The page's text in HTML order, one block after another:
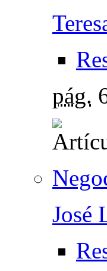
pág.
José